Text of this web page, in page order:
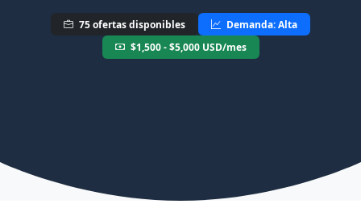
75 ofertas disponibles
Demanda: Alta
$1,500 - $5,000 USD/mes